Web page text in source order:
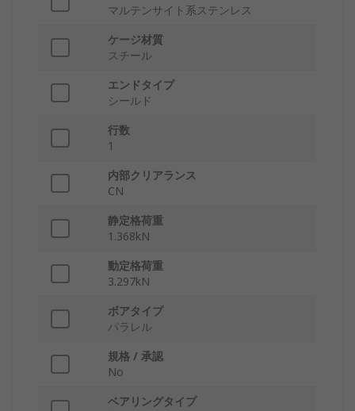
マルテンサイト系ステンレス
ケージ材質
スチール
エンドタイプ
シールド
行数
1
内部クリアランス
CN
静定格荷重
1.368kN
動定格荷重
3.297kN
ボアタイプ
パラレル
規格 / 承認
No
ベアリングタイプ